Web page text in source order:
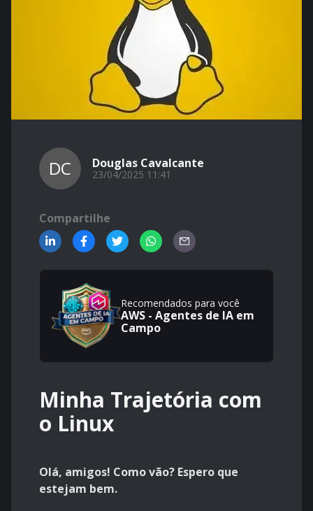
DC Douglas Cavalcante
23/04/2025 11:41
Compartilhe
Recomendados para você
AWS - Agentes de IA em
Campo
Minha Trajetória com
o Linux
Olá, amigos! Como vão? Espero que
estejam bem.